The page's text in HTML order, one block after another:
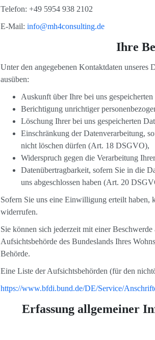
Telefon: +49 5954 938 2102
E-Mail: info@mh4consulting.de
Ihre
Unter den angegebenen Kontaktdaten unseres
ausüben:
Auskunft über Ihre bei uns
Berichtigung unrichtiger
Löschung Ihrer bei uns gespeicherten
Einschränkung der Datenverarbeitung,
nicht löschen dürfen (Art. 18 DSGVO),
Widerspruch gegen die Verarbeitung
Datenübertragbarkeit, sofern Sie in die
uns abgeschlossen haben (Art. 20
Sofern Sie uns eine Einwilligung erteilt
widerrufen.
Sie können sich jederzeit mit einer
Aufsichtsbehörde des Bundeslands Ihres
Behörde.
Eine Liste der Aufsichtsbehörden (für den
https://www.bfdi.bund.de/DE/Service/
Erfassung allgemeiner